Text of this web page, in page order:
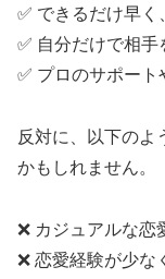
✅ できるだけ早
✅ 自分だけで相
✅ プロのサポー
反対に、以下のよ
かもしれません。
❌ カジュアルな恋
❌ 恋愛経験が少な